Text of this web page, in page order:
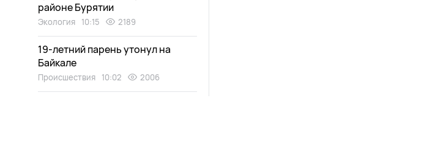
районе Бурятии
Экология 10:15 2189
19-летний парень утонул на
Байкале
Происшествия 10:02 2006